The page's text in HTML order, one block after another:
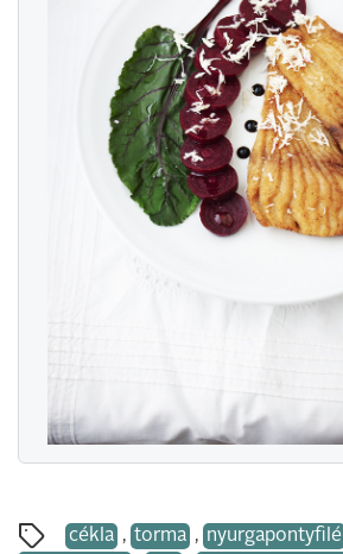
cékla , torma , nyurgapontyfilé